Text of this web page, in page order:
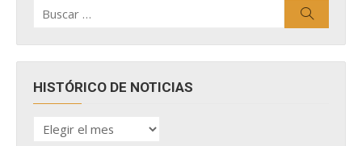
por:
HISTÓRICO DE NOTICIAS
HISTÓRICO
DE